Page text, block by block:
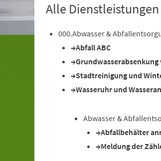
Alle Dienstleistungen
000.Abwasser &
Abfall ABC
Stadtreinigung und
Wasseruhr und
Abwasser &
Abfallbehälter
Meldung der